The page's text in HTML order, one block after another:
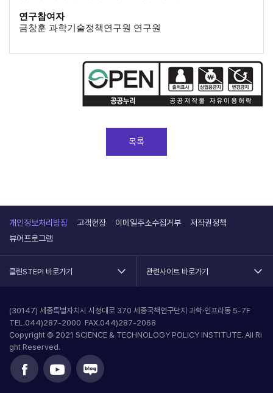
연구참여자
금창훈 과학기술정책연구원 연구원
목록
개인정보처리방침 고객헌장 이메일주소수집거부
저작권정책
뷰어프로그램
클린STEPI 바로가기 관련사이트 바로가기
(30147) 세종특별자치시 시청대로 370 세종국책연구단지 과학·인프라동 5-7F
TEL.044)287-2000 FAX.044)287-2068
Copyright © 2021 SCIENCE & TECHNOLOGY POLICY INSTITUTE. All Ri
ght Reserved.